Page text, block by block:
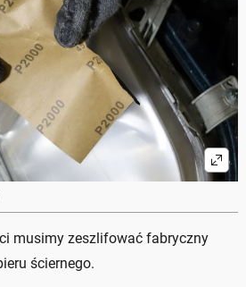
musimy zeszlifować fabryczny
ściernego.